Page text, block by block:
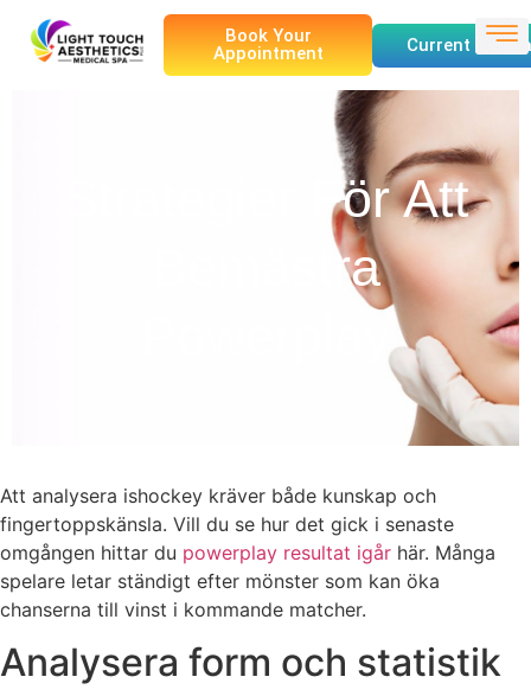
Book Your
Appointment
Current
Strategier För Att
Bemästra
Att analysera ishockey kräver både kunskap och
fingertoppskänsla. Vill du se hur det gick i senaste
omgången hittar du powerplay resultat igår här. Många
spelare letar ständigt efter mönster som kan öka
chanserna till vinst i kommande matcher.
Analysera form och statistik